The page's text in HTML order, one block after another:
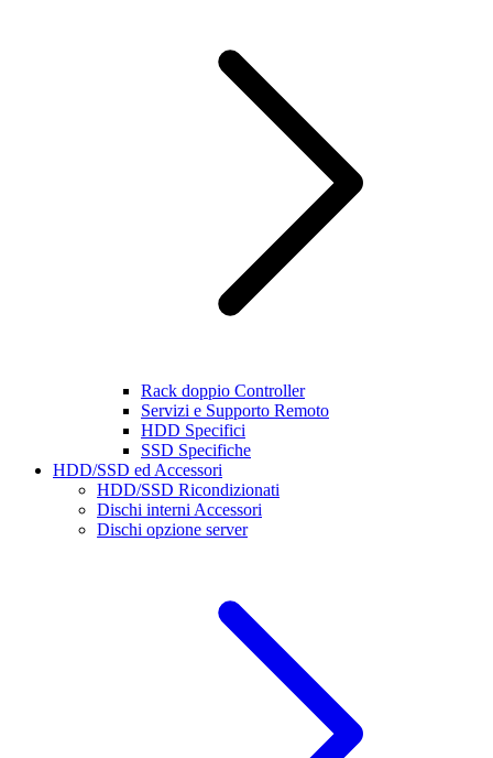
Rack doppio Controller
Servizi e Supporto Remoto
HDD Specifici
SSD Specifiche
HDD/SSD ed Accessori
HDD/SSD Ricondizionati
Dischi interni Accessori
Dischi opzione server